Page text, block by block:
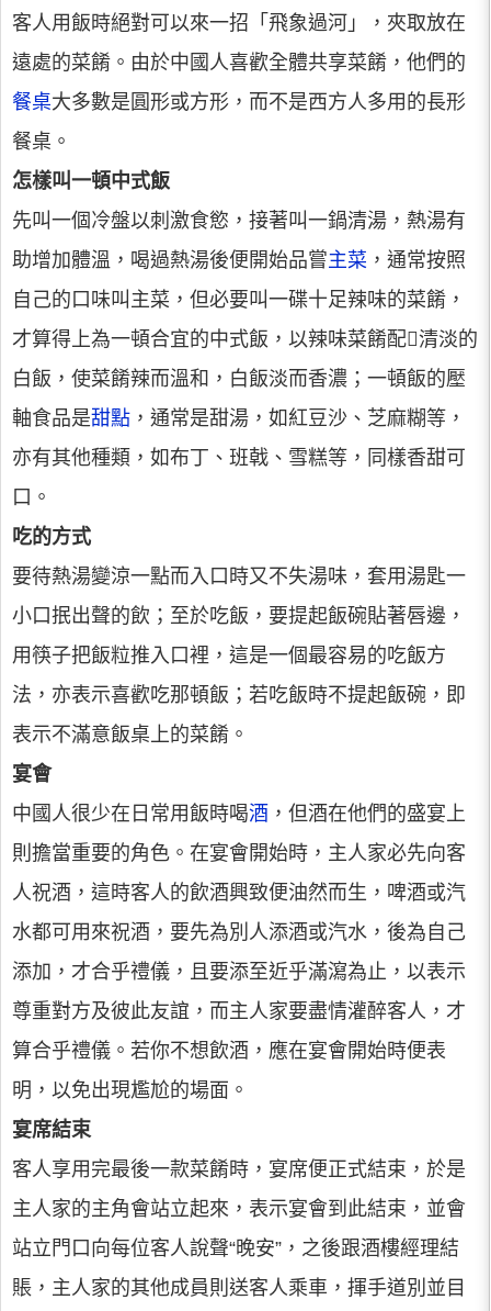
客人用飯時絕對可以來一招「飛象過河」，夾取放在
遠處的菜餚。由於中國人喜歡全體共享菜餚，他們的
餐桌大多數是圓形或方形，而不是西方人多用的長形
餐桌。
怎樣叫一頓中式飯
先叫一個冷盤以刺激食慾，接著叫一鍋清湯，熱湯有
助增加體溫，喝過熱湯後便開始品嘗主菜 ，通常按照
自己的口味叫主菜，但必要叫一碟十足辣味的菜餚，
才算得上為一頓合宜的中式飯，以辣味菜餚配清淡的
白飯，使菜餚辣而溫和，白飯淡而香濃；一頓飯的壓
軸食品是甜點 ，通常是甜湯，如紅豆沙、芝麻糊等，
亦有其他種類，如布丁、班戟、雪糕等，同樣香甜可
口。
吃的方式
要待熱湯變涼一點而入口時又不失湯味，套用湯匙一
小口抿出聲的飲；至於吃飯，要提起飯碗貼著唇邊，
用筷子把飯粒推入口裡，這是一個最容易的吃飯方
法，亦表示喜歡吃那頓飯；若吃飯時不提起飯碗，即
表示不滿意飯桌上的菜餚。
宴會
中國人很少在日常用飯時喝酒 ，但酒在他們的盛宴上
則擔當重要的角色。在宴會開始時，主人家必先向客
人祝酒，這時客人的飲酒興致便油然而生，啤酒或汽
水都可用來祝酒，要先為別人添酒或汽水，後為自己
添加，才合乎禮儀，且要添至近乎滿瀉為止，以表示
尊重對方及彼此友誼，而主人家要盡情灌醉客人，才
算合乎禮儀。若你不想飲酒，應在宴會開始時便表
明，以免出現尷尬的場面。
宴席結束
客人享用完最後一款菜餚時，宴席便正式結束，於是
主人家的主角會站立起來，表示宴會到此結束，並會
站立門口向每位客人說聲“晚安”，之後跟酒樓經理結
賬，主人家的其他成員則送客人乘車，揮手道別並目